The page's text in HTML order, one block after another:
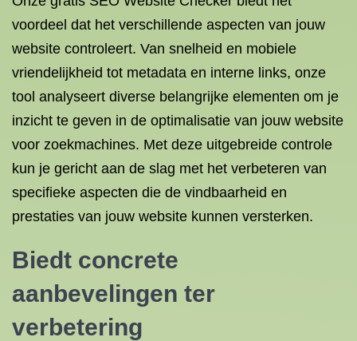
voordeel dat het verschillende aspecten van jouw
website controleert. Van snelheid en mobiele
vriendelijkheid tot metadata en interne links, onze
tool analyseert diverse belangrijke elementen om je
inzicht te geven in de optimalisatie van jouw website
voor zoekmachines. Met deze uitgebreide controle
kun je gericht aan de slag met het verbeteren van
specifieke aspecten die de vindbaarheid en
prestaties van jouw website kunnen versterken.
Biedt concrete
aanbevelingen ter
verbetering